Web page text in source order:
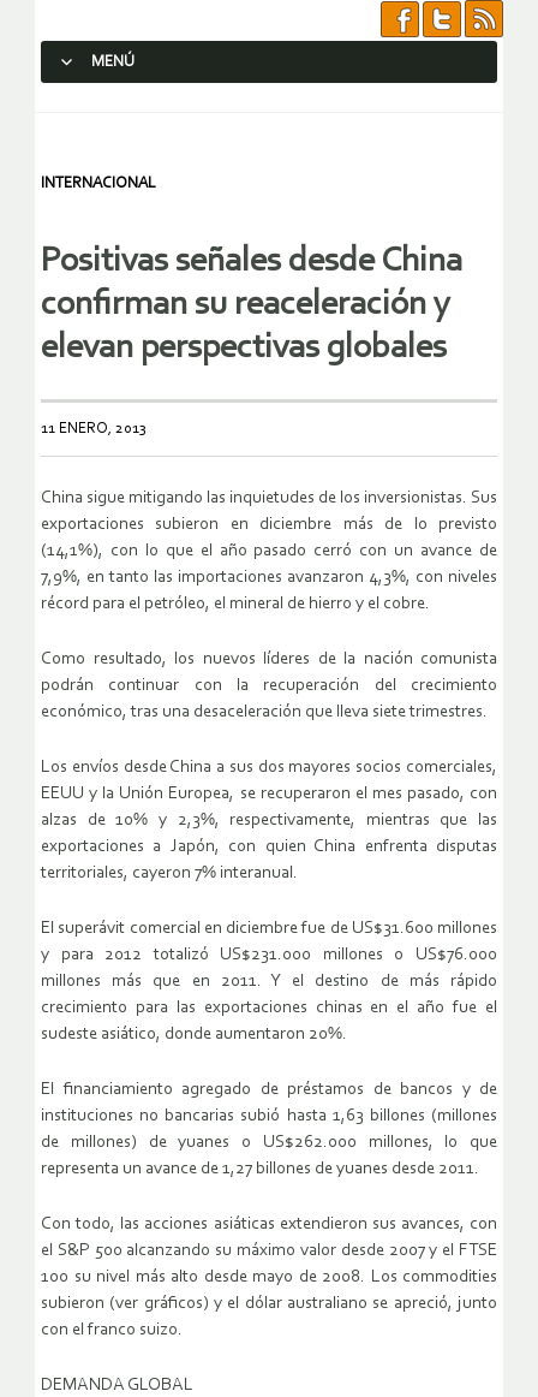
MENÚ
INTERNACIONAL
Positivas señales desde China
confirman su reaceleración y
elevan perspectivas globales
11 ENERO, 2013
China sigue mitigando las inquietudes de los inversionistas. Sus
exportaciones subieron en diciembre más de lo previsto
(14,1%), con lo que el año pasado cerró con un avance de
7,9%, en tanto las importaciones avanzaron 4,3%, con niveles
récord para el petróleo, el mineral de hierro y el cobre.
Como resultado, los nuevos líderes de la nación comunista
podrán continuar con la recuperación del crecimiento
económico, tras una desaceleración que lleva siete trimestres.
Los envíos desde China a sus dos mayores socios comerciales,
EEUU y la Unión Europea, se recuperaron el mes pasado, con
alzas de 10% y 2,3%, respectivamente, mientras que las
exportaciones a Japón, con quien China enfrenta disputas
territoriales, cayeron 7% interanual.
El superávit comercial en diciembre fue de US$31.600 millones
y para 2012 totalizó US$231.000 millones o US$76.000
millones más que en 2011. Y el destino de más rápido
crecimiento para las exportaciones chinas en el año fue el
sudeste asiático, donde aumentaron 20%.
El financiamiento agregado de préstamos de bancos y de
instituciones no bancarias subió hasta 1,63 billones (millones
de millones) de yuanes o US$262.000 millones, lo que
representa un avance de 1,27 billones de yuanes desde 2011.
Con todo, las acciones asiáticas extendieron sus avances, con
el S&P 500 alcanzando su máximo valor desde 2007 y el FTSE
100 su nivel más alto desde mayo de 2008. Los commodities
subieron (ver gráficos) y el dólar australiano se apreció, junto
con el franco suizo.
DEMANDA GLOBAL